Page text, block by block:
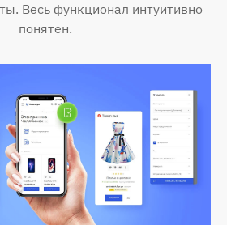
Весь функционал интуитивно
понятен.